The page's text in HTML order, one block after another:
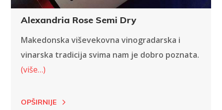
Alexandria Rose Semi Dry
Makedonska viševekovna vinogradarska i
vinarska tradicija svima nam je dobro poznata.
(više…)
OPŠIRNIJE